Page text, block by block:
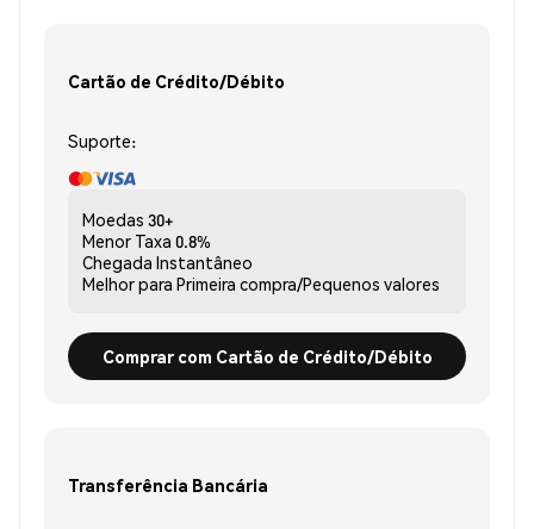
Cartão de Crédito/Débito
Suporte:
Moedas 30+
Menor Taxa 0.8%
Chegada Instantâneo
Melhor para Primeira compra/Pequenos valores
Comprar com Cartão de Crédito/Débito
Transferência Bancária